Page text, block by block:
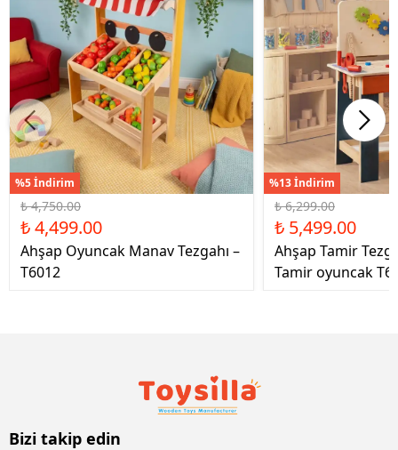
%5 İndirim
₺ 4,750.00
₺ 4,499.00
Ahşap Oyuncak Manav Tezgahı –
T6012
%13 İndirim
₺ 6,299.00
₺ 5,499.00
Ahşap Tamir
Tamir oyuncak
Bizi takip edin